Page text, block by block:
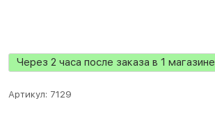
Через 2 часа после заказа в 1 магазине
Артикул: 7129